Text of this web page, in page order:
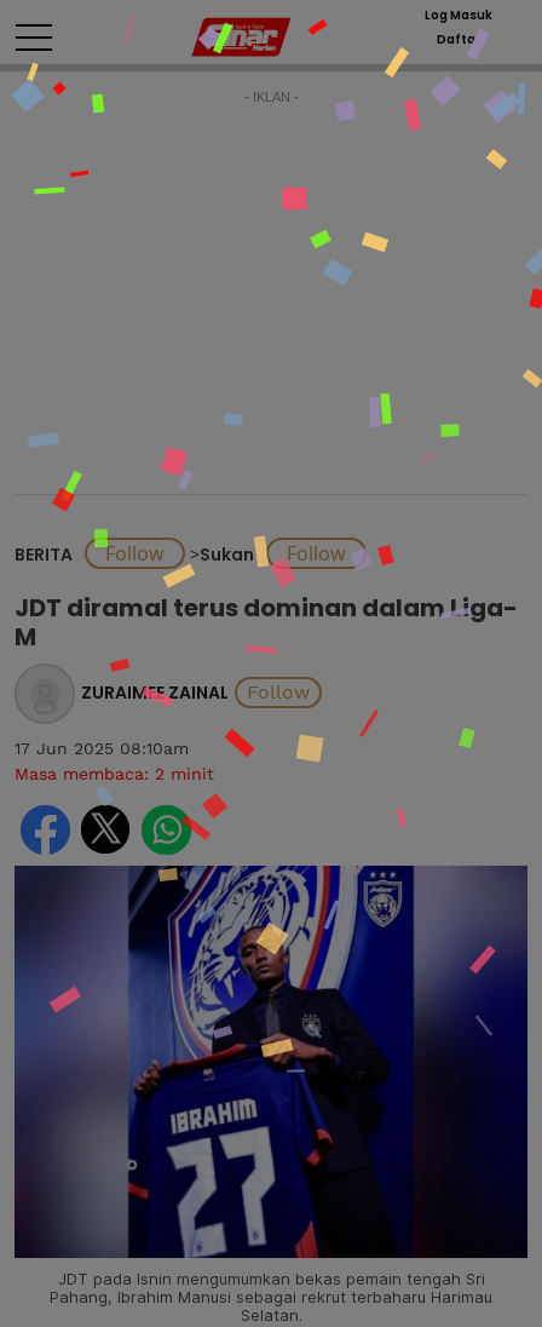
Log Masuk
Daftar
- IKLAN -
BERITA >Sukan
JDT diramal terus dominan dalam Liga-
M
ZURAIMEE ZAINAL
17 Jun 2025 08:10am
Masa membaca: 2 minit
JDT pada Isnin mengumumkan bekas pemain tengah Sri
Pahang, Ibrahim Manusi sebagai rekrut terbaharu Harimau
Selatan.